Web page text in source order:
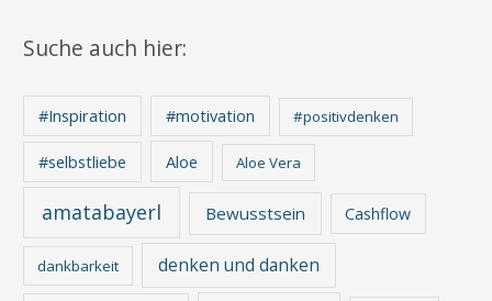
Suche auch hier:
#Inspiration #motivation #positivdenken
#selbstliebe Aloe Aloe Vera
amatabayerl Bewusstsein Cashflow
dankbarkeit denken und danken